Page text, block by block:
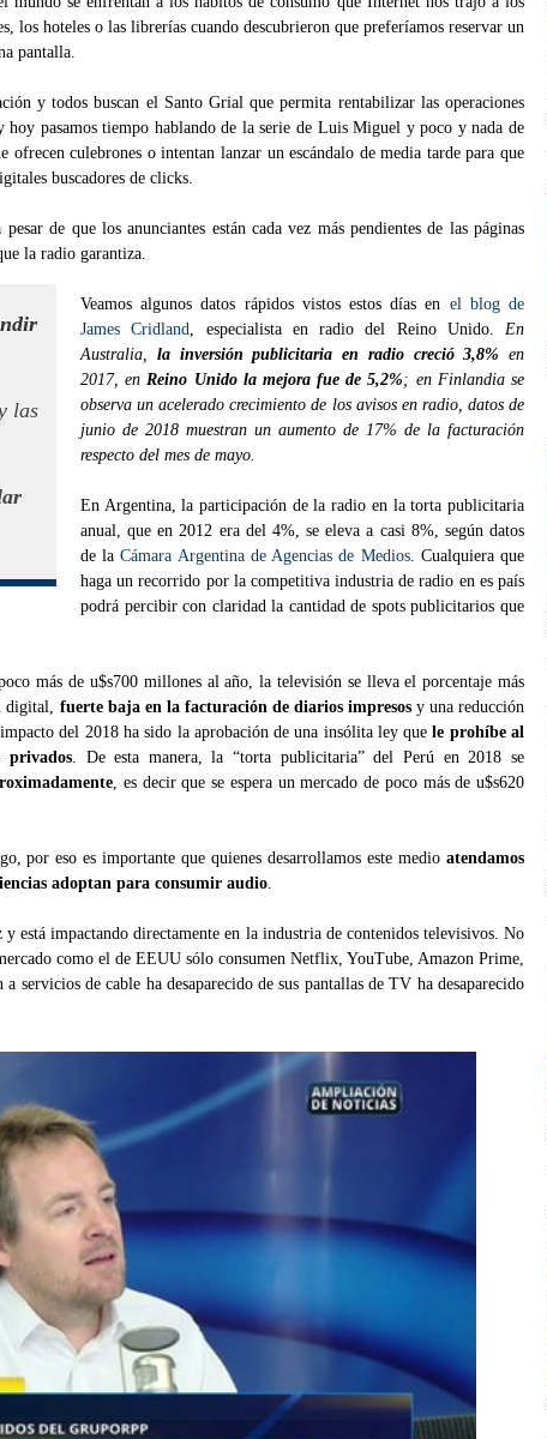
los hoteles o las librerías cuando descubrieron que preferíamos reservar un
pantalla.
y todos buscan el Santo Grial que permita rentabilizar las operaciones
pasamos tiempo hablando de la serie de Luis Miguel y poco y nada de
ofrecen culebrones o intentan lanzar un escándalo de media tarde para que
buscadores de clicks.
de que los anunciantes están cada vez más pendientes de las páginas
la radio garantiza.
las
Veamos algunos datos rápidos vistos estos días en el blog de
James Cridland , especialista en radio del Reino Unido.
En
Australia, la inversión publicitaria en radio creció 3,8% en
2017, en Reino Unido la mejora fue de 5,2% ; en Finlandia se
observa un acelerado crecimiento de los avisos en radio, datos de
junio de 2018 muestran un aumento de 17% de la facturación
respecto del mes de mayo.
En Argentina, la participación de la radio en la torta publicitaria
anual, que en 2012 era del 4%, se eleva a casi 8%, según datos
de laCámara Argentina de Agencias de Medios. Cualquiera que
haga un recorrido por la competitiva industria de radio en es país
podrá percibir con claridad la cantidad de spots publicitarios que
más de u$s700 millones al año, la televisión se lleva el porcentaje más
digital, fuerte baja en la facturación de diarios impresosy una reducción
del 2018 ha sido la aprobación de una insólita ley quele prohíbe al
privados. De esta manera, la “torta publicitaria” del Perú en 2018 se
, es decir que se espera un mercado de poco más de u$s620
por eso es importante que quienes desarrollamos este medio atendamos
adoptan para consumir audio
impactando directamente en la industria de contenidos televisivos. No
como el de EEUU sólo consumen Netflix, YouTube, Amazon Prime,
servicios de cable ha desaparecido de sus pantallas de TV ha desaparecido